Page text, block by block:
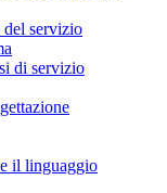
servizio
di servizio
il linguaggio